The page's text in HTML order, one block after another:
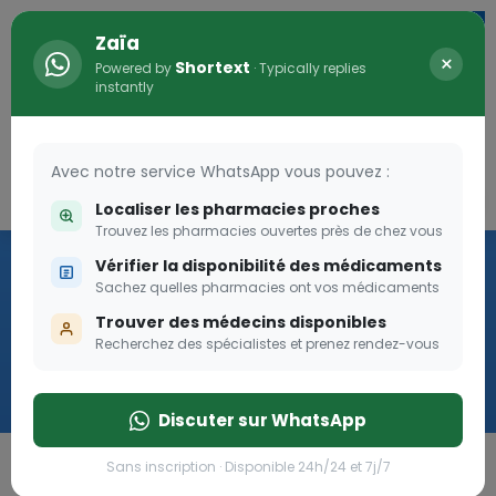
Vaccination
Zaïa
Powered by Shortext · Typically replies
instantly
×
Avec notre service WhatsApp vous pouvez :
Localiser les pharmacies proches
Trouvez les pharmacies ouvertes près de chez vous
Vérifier la disponibilité des médicaments
Sachez quelles pharmacies ont vos médicaments
Trouver des médecins disponibles
Recherchez des spécialistes et prenez rendez-vous
Discuter sur WhatsApp
Sans inscription · Disponible 24h/24 et 7j/7